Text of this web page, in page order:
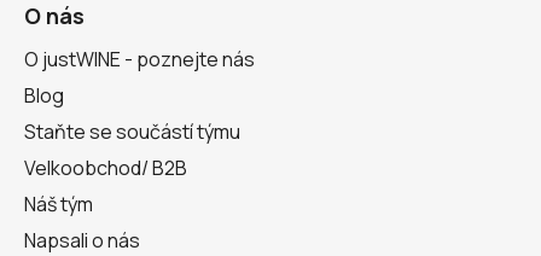
O nás
O justWINE - poznejte nás
Blog
Staňte se součástí týmu
Velkoobchod/ B2B
Náš tým
Napsali o nás